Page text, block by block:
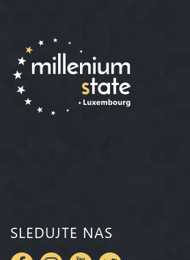
SLEDUJTE NAS